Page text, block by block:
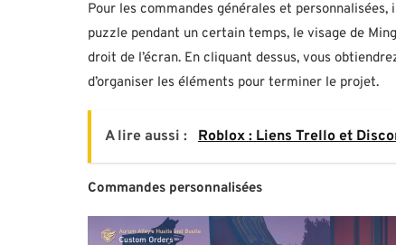
Pour les commandes générales et
puzzle pendant un certain temps, le visage de
droit de l’écran. En cliquant dessus, vous
d’organiser les éléments pour terminer le projet.
A lire aussi : Roblox : Liens Trello et
Commandes personnalisées